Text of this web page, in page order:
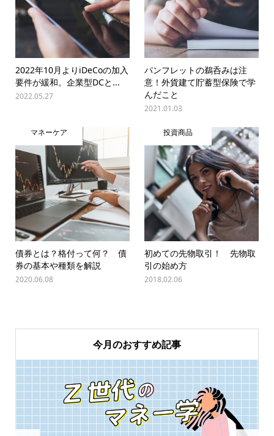
2022年10月よりiDeCoの加入
要件が緩和。企業型DCと...
2022.05.27
パンフレットの鵜呑みは注
意！外貨建て貯蓄型保険で学
んだこと
2021.01.03
マネーケア
債券とは？格付って何？ 債
券の基本や種類を解説
2020.06.08
投資商品
初めての先物取引！ 先物取
引の始め方
2018.02.06
今月のおすすめ記事